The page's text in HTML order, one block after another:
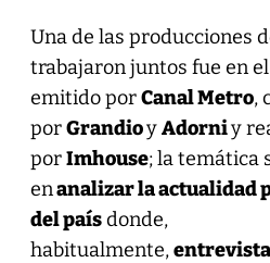
Una de las producciones
trabajaron juntos fue en
emitido porCanal Metro,
porGrandioyAdorniy
porImhouse; la temática
enanalizar la actualidad
del paísdonde,
habitualmente,